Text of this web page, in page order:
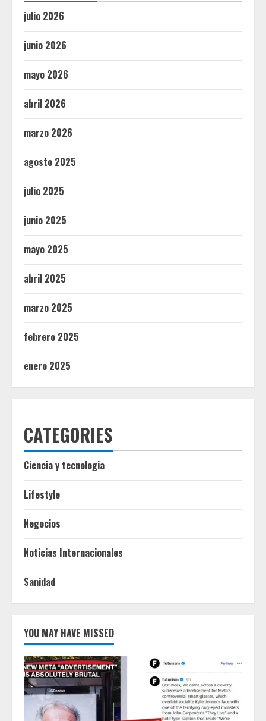
julio 2026
junio 2026
mayo 2026
abril 2026
marzo 2026
agosto 2025
julio 2025
junio 2025
mayo 2025
abril 2025
marzo 2025
febrero 2025
enero 2025
CATEGORIES
Ciencia y tecnologia
Lifestyle
Negocios
Noticias Internacionales
Sanidad
YOU MAY HAVE MISSED